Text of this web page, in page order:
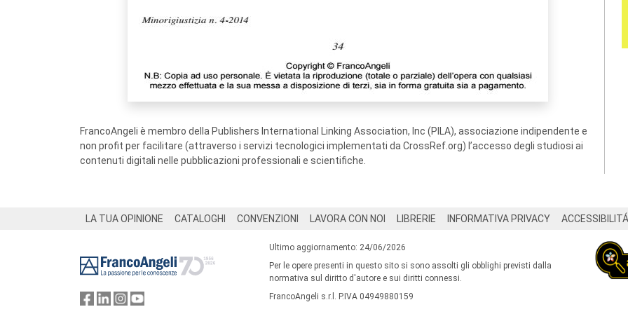
FrancoAngeli è membro della Publishers International Linking Association, Inc (PILA), associazione indipendente e
non profit per facilitare (attraverso i servizi tecnologici implementati da CrossRef.org) l’accesso degli studiosi ai
contenuti digitali nelle pubblicazioni professionali e scientifiche.
LA TUA OPINIONE CATALOGHI CONVENZIONI LAVORA CON NOI LIBRERIE INFORMATIVA PRIVACY ACCESSIBILITÁ
Ultimo aggiornamento: 24/06/2026
Per le opere presenti in questo sito si sono assolti gli obblighi previsti dalla
normativa sul diritto d'autore e sui diritti connessi.
FrancoAngeli s.r.l. P.IVA 04949880159